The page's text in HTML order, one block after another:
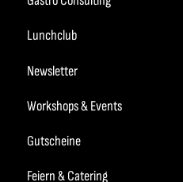
Lunchclub
Newsletter
Workshops & Events
Gutscheine
Feiern & Catering